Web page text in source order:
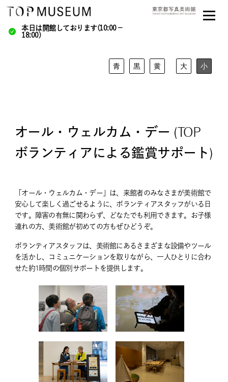
本日は開館しております(10:00－
18:00)
青 黒 黄 大 小
オール・ウェルカム・デー (TOP
ボランティアによる鑑賞サポート)
「オール・ウェルカム・デー」は、来館者のみなさまが美術館で
安心して楽しく過ごせるように、ボランティアスタッフがいる日
です。障害の有無に関わらず、どなたでも利用できます。お子様
連れの方、美術館が初めての方もぜひどうぞ。
ボランティアスタッフは、美術館にあるさまざまな設備やツール
を活かし、コミュニケーションを取りながら、一人ひとりに合わ
せた約1時間の個別サポートを提供します。